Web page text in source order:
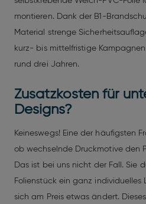
montieren. Dank der B1-
Material strenge
kurz- bis mittelfristige
rund drei Jahren.
Zusatzkosten für
Designs?
Keineswegs! Eine der häufigsten
ob wechselnde Druckmotive den
Das ist bei uns nicht der Fall. Sie
Folienstück ein ganz individuelles
sich am Preis etwas ändert.